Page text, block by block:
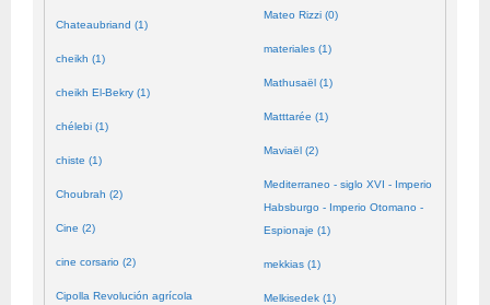
Chateaubriand (1)
cheikh (1)
cheikh El-Bekry (1)
chélebi (1)
chiste (1)
Choubrah (2)
Cine (2)
cine corsario (2)
Cipolla Revolución agrícola
Mateo Rizzi (0)
materiales (1)
Mathusaël (1)
Matttarée (1)
Maviaël (2)
Mediterraneo - siglo XVI - Imperio
Habsburgo - Imperio Otomano -
Espionaje (1)
mekkias (1)
Melkisedek (1)